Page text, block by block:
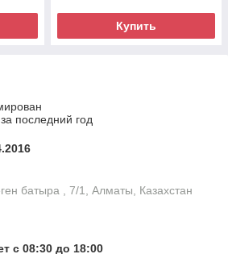
Купить
последний год
батыра , 7/1, Алматы, Казахстан
с 08:30 до 18:00